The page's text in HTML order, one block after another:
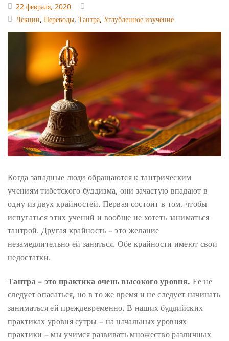
22 февраля, 2020
Лекции, Переводы, Тантра, Углубленное изучение
Когда западные люди обращаются к тантрическим
учениям тибетского буддизма, они зачастую впадают в
одну из двух крайностей. Первая состоит в том, чтобы
испугаться этих учений и вообще не хотеть заниматься
тантрой. Другая крайность – это желание
незамедлительно ей заняться. Обе крайности имеют свои
недостатки.
Тантра – это практика очень высокого уровня. Ее не
следует опасаться, но в то же время и не следует начинать
заниматься ей преждевременно. В наших буддийских
практиках уровня сутры – на начальных уровнях
практики – мы учимся развивать множество различных